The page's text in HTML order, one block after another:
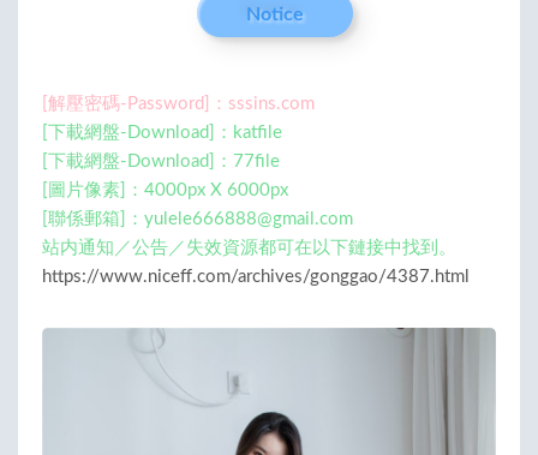
Notice
[解壓密碼-Password]：sssins.com
[下載網盤-Download]：katfile
[下載網盤-Download]：77file
[圖片像素]：4000px X 6000px
[聯係郵箱]： yulele666888@gmail.com
站内通知／公告／失效資源都可在以下鏈接中找到。
https://www.niceff.com/archives/gonggao/4387.html